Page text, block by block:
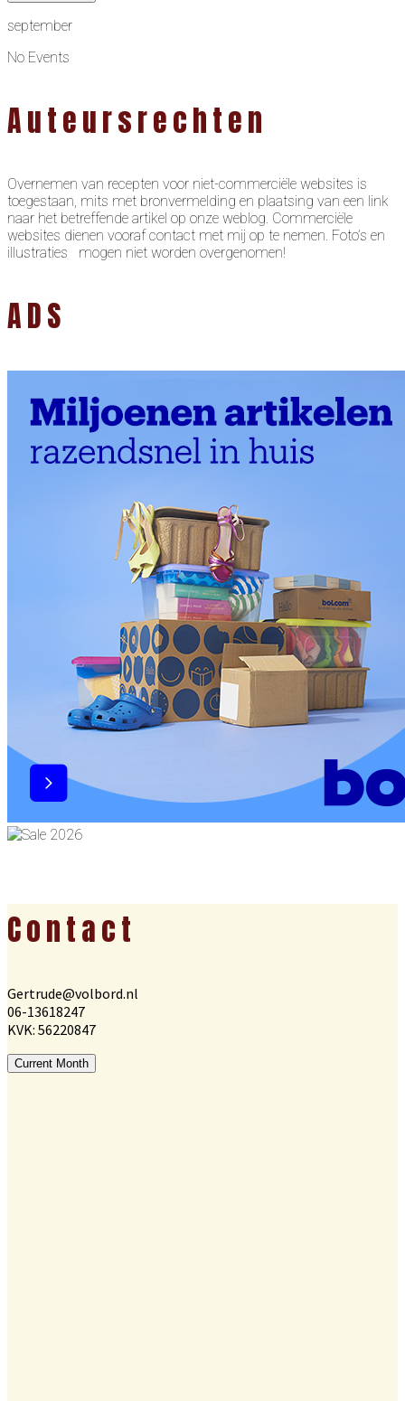
september
No Events
Auteursrechten
Overnemen van recepten voor niet-commerciële websites is
toegestaan, mits met bronvermelding en plaatsing van een link
naar het betreffende artikel op onze weblog. Commerciële
websites dienen vooraf contact met mij op te nemen. Foto’s en
illustraties mogen niet worden overgenomen!
ADS
Footer
Contact
Gertrude@volbord.nl
06-13618247
KVK: 56220847
Current Month